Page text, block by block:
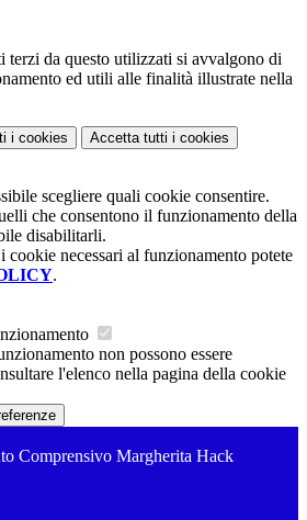
terzi da questo utilizzati si avvalgono di
ed utili alle finalità illustrate nella
i cookies Accetta tutti i cookies
scegliere quali cookie consentire.
che consentono il funzionamento della
disabilitarli.
cookie necessari al funzionamento potete
.
non possono essere
l'elenco nella pagina della cookie
Comprensivo Margherita Hack